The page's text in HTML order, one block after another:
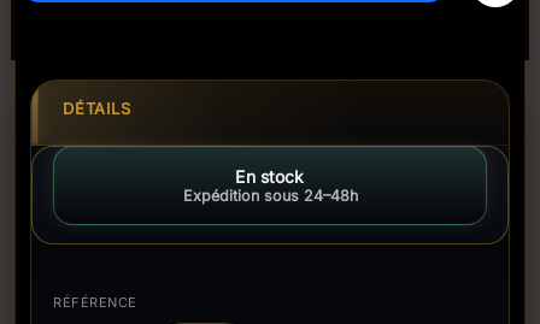
DÉTAILS
En stock
Expédition sous 24–48h
RÉFÉRENCE